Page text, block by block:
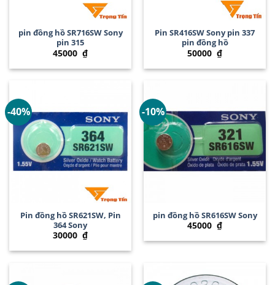
pin đồng hồ SR716SW Sony
pin 315
45000 ₫
Pin SR416SW Sony pin 337
pin đồng hồ
50000 ₫
-40%
Pin đồng hồ SR621SW, Pin
364 Sony
30000 ₫
-10%
pin đồng hồ SR616SW Sony
45000 ₫